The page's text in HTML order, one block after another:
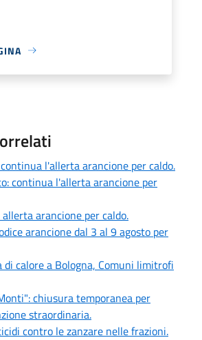
l'allerta arancione per caldo.
continua l'allerta arancione per
arancione per caldo.
arancione dal 3 al 9 agosto per
di calore a Bologna, Comuni limitrofi
chiusura temporanea per
straordinaria.
contro le zanzare nelle frazioni.